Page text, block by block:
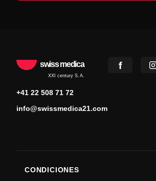
swiss medica
XXI century S.A.
+41 22 508 71 72
info@swissmedica21.com
CONDICIONES